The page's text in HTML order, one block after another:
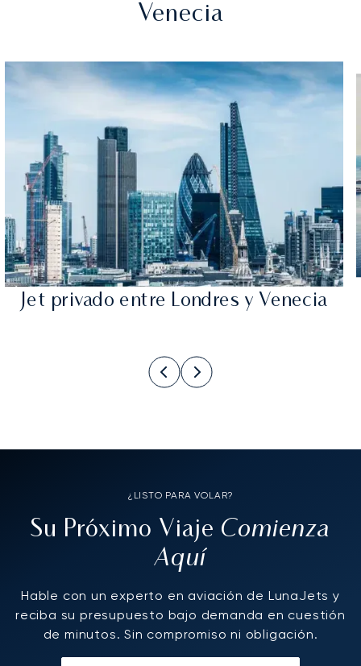
Venecia
Jet privado entre Londres y Venecia
¿LISTO PARA VOLAR?
Su Próximo Viaje Comienza
Aquí
Hable con un experto en aviación de LunaJets y
reciba su presupuesto bajo demanda en cuestión
de minutos. Sin compromiso ni obligación.